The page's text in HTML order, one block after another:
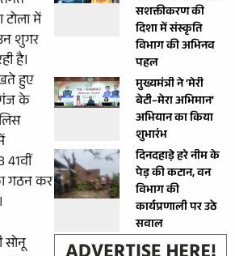
टोला में
शुगर
है।
हुए
के
41वीं
गठन कर
सोनू
सशक्तीकरण की
दिशा में संस्कृति
विभाग की अभिनव
पहल
मुख्यमंत्री ने ‘मेरी
बेटी–मेरा अभिमान’
अभियान का किया
शुभारंभ
दिनदहाड़े हरे नीम के
पेड़ की कटान, वन
विभाग की
कार्यप्रणाली पर उठे
सवाल